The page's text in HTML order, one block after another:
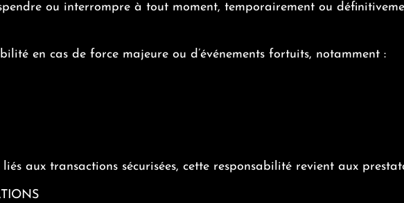
ou interrompre à tout moment, temporairement ou
en cas de force majeure ou d’événements fortuits, notamment :
aux transactions sécurisées, cette responsabilité revient aux